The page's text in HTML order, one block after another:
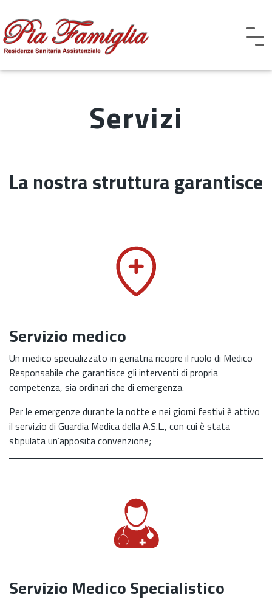
Servizi
La nostra struttura garantisce
Servizio medico
Un medico specializzato in geriatria ricopre il ruolo di Medico
Responsabile che garantisce gli interventi di propria
competenza, sia ordinari che di emergenza.
Per le emergenze durante la notte e nei giorni festivi è attivo
il servizio di Guardia Medica della A.S.L., con cui è stata
stipulata un’apposita convenzione;
Servizio Medico Specialistico